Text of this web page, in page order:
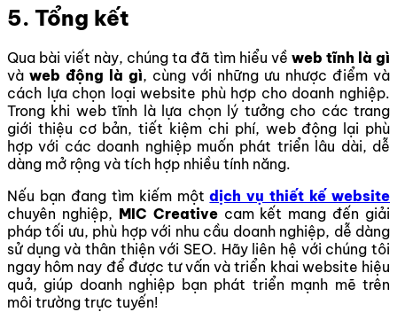
5. Tổng kết
Qua bài viết này, chúng ta đã tìm hiểu về web tĩnh là gì
và web động là gì, cùng với những ưu nhược điểm và
cách lựa chọn loại website phù hợp cho doanh nghiệp.
Trong khi web tĩnh là lựa chọn lý tưởng cho các trang
giới thiệu cơ bản, tiết kiệm chi phí, web động lại phù
hợp với các doanh nghiệp muốn phát triển lâu dài, dễ
dàng mở rộng và tích hợp nhiều tính năng.
Nếu bạn đang tìm kiếm mộtdịch vụ thiết kế website
chuyên nghiệp, MIC Creativecam kết mang đến giải
pháp tối ưu, phù hợp với nhu cầu doanh nghiệp, dễ dàng
sử dụng và thân thiện với SEO. Hãy liên hệ với chúng tôi
ngay hôm nay để được tư vấn và triển khai website hiệu
quả, giúp doanh nghiệp bạn phát triển mạnh mẽ trên
môi trường trực tuyến!